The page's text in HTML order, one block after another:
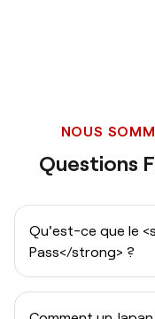
NOUS
Questions
Qu'est-ce que le
Pass</strong> ?